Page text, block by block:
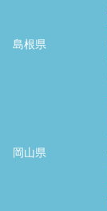
島根県
岡山県